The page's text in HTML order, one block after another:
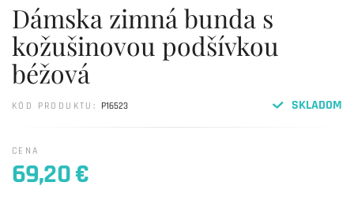
Dámska zimná bunda s
kožušinovou podšívkou
béžová
SKLADOM
KÓD PRODUKTU: P16523
CENA
69,20 €